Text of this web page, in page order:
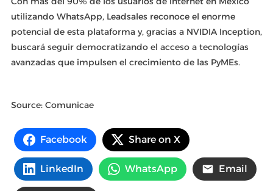
utilizando WhatsApp, Leadsales reconoce el enorme
potencial de esta plataforma y, gracias a NVIDIA Inception,
buscará seguir democratizando el acceso a tecnologías
avanzadas que impulsen el crecimiento de las PyMEs.
Source: Comunicae
Facebook Share on X
LinkedIn WhatsApp Email